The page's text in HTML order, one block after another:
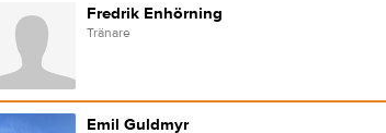
Fredrik Enhörning
Tränare
Emil Guldmyr